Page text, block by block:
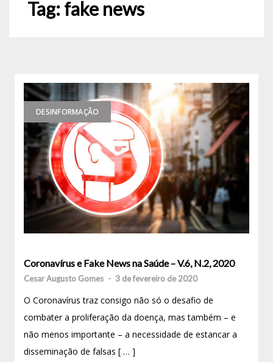
Tag:fake news
DESINFORMAÇÃO
Coronavírus e Fake News na Saúde – V.6, N.2, 2020
Cesar Augusto Gomes - 3 de fevereiro de 2020
O Coronavírus traz consigo não só o desafio de
combater a proliferação da doença, mas também – e
não menos importante – a necessidade de estancar a
disseminação de falsas [ … ]